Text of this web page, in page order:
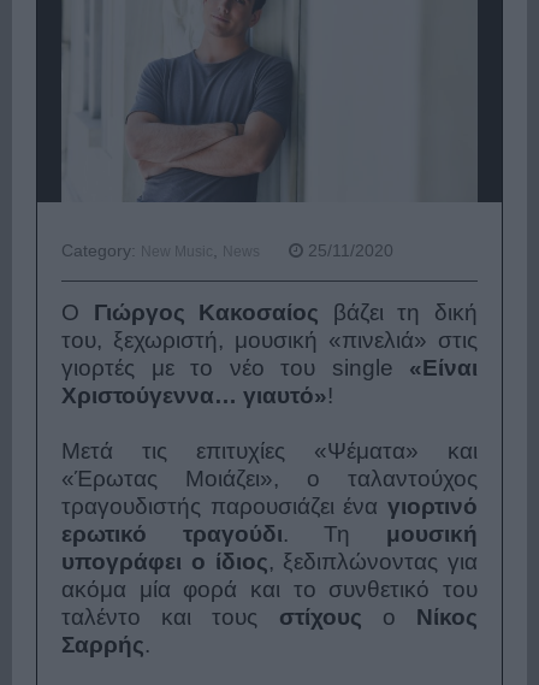
Category: New Music News 25/11/2020
Ο Γιώργος Κακοσαίος βάζει τη δική
του, ξεχωριστή, μουσική «πινελιά» στις
γιορτές με το νέο του single «Είναι
Χριστούγεννα… γιαυτό»!
Μετά τις επιτυχίες «Ψέματα» και
«Έρωτας Μοιάζει», ο ταλαντούχος
τραγουδιστής παρουσιάζει ένα γιορτινό
ερωτικό τραγούδι. Τη μουσική
υπογράφει ο ίδιος, ξεδιπλώνοντας για
ακόμα μία φορά και το συνθετικό του
ταλέντο και τους στίχους ο Νίκος
Σαρρής.